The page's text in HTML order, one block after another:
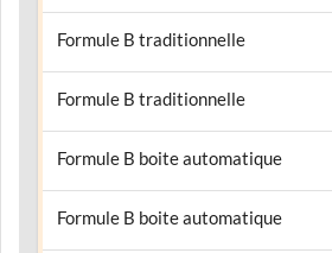
Formule B traditionnelle
Formule B traditionnelle
Formule B boite automatique
Formule B boite automatique